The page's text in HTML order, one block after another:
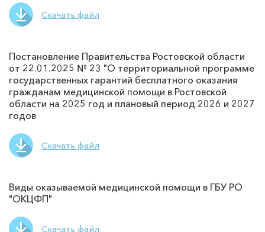
Скачать файл
Постановление Правительства Ростовской области
от 22.01.2025 № 23 "О территориальной программе
государственных гарантий бесплатного оказания
гражданам медицинской помощи в Ростовской
области на 2025 год и плановый период 2026 и 2027
годов
Скачать файл
Виды оказываемой медицинской помощи в ГБУ РО
"ОКЦФП"
Скачать файл